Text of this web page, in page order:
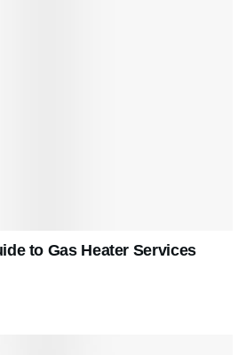
to Gas Heater Services